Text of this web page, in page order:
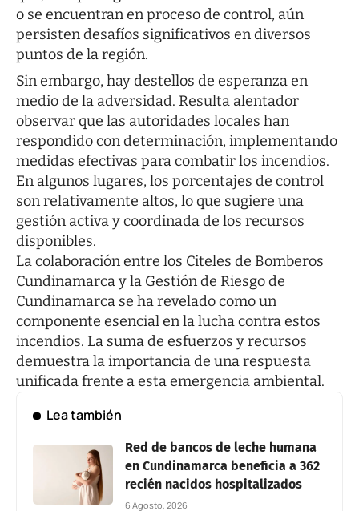
o se encuentran en proceso de control, aún
persisten desafíos significativos en diversos
puntos de la región.
Sin embargo, hay destellos de esperanza en
medio de la adversidad. Resulta alentador
observar que las autoridades locales han
respondido con determinación, implementando
medidas efectivas para combatir los incendios.
En algunos lugares, los porcentajes de control
son relativamente altos, lo que sugiere una
gestión activa y coordinada de los recursos
disponibles.
La colaboración entre los Citeles de Bomberos
Cundinamarca y la Gestión de Riesgo de
Cundinamarca se ha revelado como un
componente esencial en la lucha contra estos
incendios. La suma de esfuerzos y recursos
demuestra la importancia de una respuesta
unificada frente a esta emergencia ambiental.
Lea también
Red de bancos de leche humana
en Cundinamarca beneficia a 362
recién nacidos hospitalizados
6 Agosto, 2026